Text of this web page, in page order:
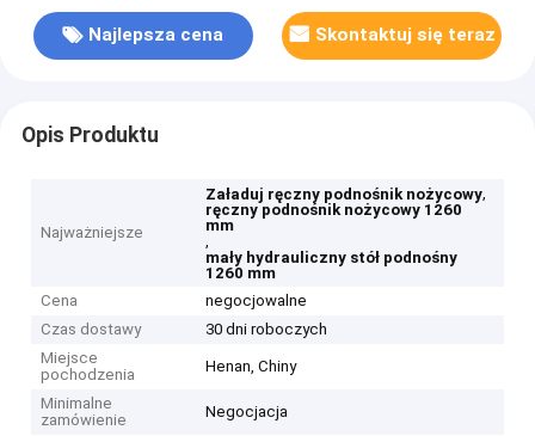
Najlepsza cena Skontaktuj się teraz
Opis Produktu
Najważniejsze
Załaduj ręczny podnośnik nożycowy,
ręczny podnośnik nożycowy 1260
mm
,
mały hydrauliczny stół podnośny
1260 mm
Cena
negocjowalne
Czas dostawy
30 dni roboczych
Miejsce
pochodzenia
Henan, Chiny
Minimalne
zamówienie
Negocjacja